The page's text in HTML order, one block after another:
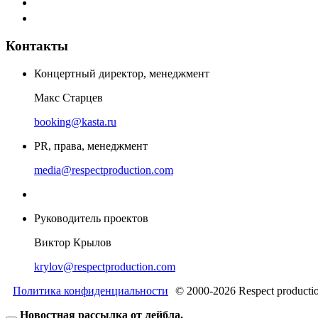
Контакты
Концертный директор, менеджмент
Макс Старцев
booking@kasta.ru
PR, права, менеджмент
media@respectproduction.com
Руководитель проектов
Виктор Крылов
krylov@respectproduction.com
Политика конфиденциальности
© 2000-2026 Respect
Новостная рассылка от лейбла.